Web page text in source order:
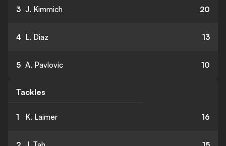
3 J. Kimmich 20
4 L. Diaz 13
5 A. Pavlovic 10
Tackles
1 K. Laimer 16